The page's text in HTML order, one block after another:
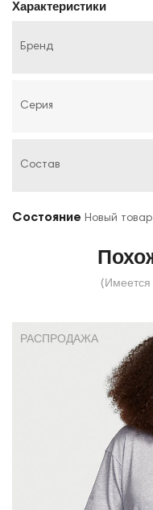
Характеристики
Бренд
Серия
Состав
Состояние Новый товар
(Имеется
РАСПРОДАЖА